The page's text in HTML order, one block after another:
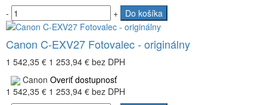
-
+ Do košíka
Canon C-EXV27 Fotovalec - originálny
1 542,35 € 1 253,94 € bez DPH
Canon Overiť dostupnosť
1 542,35 € 1 253,94 € bez DPH